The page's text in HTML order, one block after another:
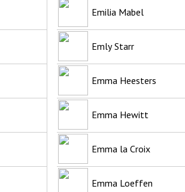
Emilia Mabel
Emly Starr
Emma Heesters
Emma Hewitt
Emma la Croix
Emma Loeffen